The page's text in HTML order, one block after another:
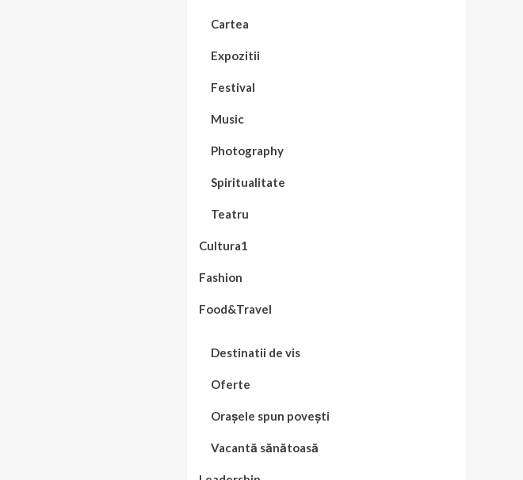
Cartea
Expozitii
Festival
Music
Photography
Spiritualitate
Teatru
Cultura1
Fashion
Food&Travel
Destinatii de vis
Oferte
Orașele spun povești
Vacantă sănătoasă